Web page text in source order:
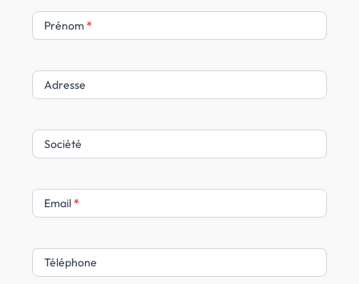
s
n
t
c
t
r
Prénom*
Adresse
Société
Email*
Téléphone